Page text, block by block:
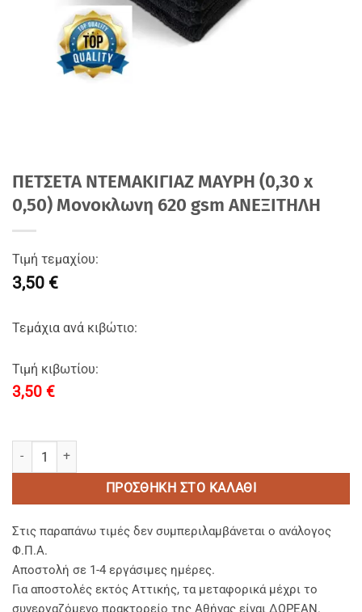
ΠΕΤΣΕΤΑ NTEMAKIΓΙΑΖ ΜΑΥΡΗ (0,30 x
0,50) Moνοκλωνη 620 gsm ΑΝΕΞΙΤΗΛΗ
Τιμή τεμαχίου:
3,50 €
Τεμάχια ανά κιβώτιο:
Τιμή κιβωτίου:
3,50 €
ΠΕΤΣΕΤΑ NTEMAKIΓΙΑΖ ΜΑΥΡΗ (0,30 x 0,50) Moνοκλωνη 620 gsm
ΠΡΟΣΘΉΚΗ ΣΤΟ ΚΑΛΆΘΙ
Στις παραπάνω τιμές δεν συμπεριλαμβάνεται ο ανάλογος
Φ.Π.Α.
Αποστολή σε 1-4 εργάσιμες ημέρες.
Για αποστολές εκτός Αττικής, τα μεταφορικά μέχρι το
συνεργαζόμενο πρακτορείο της Αθήνας είναι ΔΩΡΕΑΝ.